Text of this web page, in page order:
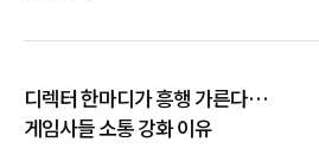
디렉터 한마디가 흥행 가른다…
게임사들 소통 강화 이유